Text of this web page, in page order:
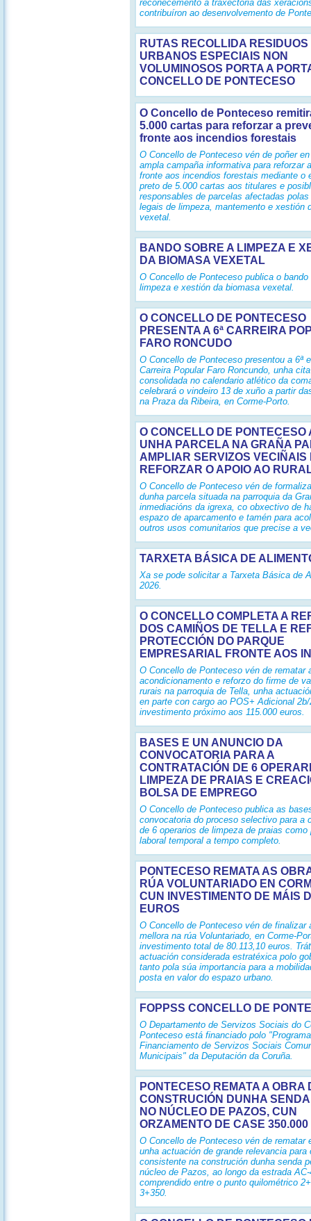
recoñecemento á traxectoria das
contribuíron ao desenvolvemento de
RUTAS RECOLLIDA RESIDUOS
URBANOS ESPECIAIS NON
VOLUMINOSOS PORTA A
CONCELLO DE PONTECESO
O Concello de Ponteceso
5.000 cartas para reforzar a
fronte aos incendios forestais
O Concello de Ponteceso vén de poñer
ampla campaña informativa para reforzar
fronte aos incendios forestais mediante o
preto de 5.000 cartas aos titulares e
responsables de parcelas afectadas polas
legais de limpeza, mantemento e xestión
vexetal.
BANDO SOBRE A LIMPEZA E
DA BIOMASA VEXETAL
O Concello de Ponteceso publica o bando
limpeza e xestión da biomasa vexetal.
O CONCELLO DE PONTECESO
PRESENTA A 6ª CARREIRA
FARO RONCUDO
O Concello de Ponteceso presentou a 6ª
Carreira Popular Faro Roncundo, unha
consolidada no calendario atlético da
celebrará o vindeiro 13 de xuño a partir
na Praza da Ribeira, en Corme-Porto.
O CONCELLO DE PONTECESO
UNHA PARCELA NA GRAÑA
AMPLIAR SERVIZOS VECIÑAIS
REFORZAR O APOIO AO
O Concello de Ponteceso vén de
dunha parcela situada na parroquia da
inmediacións da igrexa, co obxectivo de
espazo de aparcamento e tamén para
outros usos comunitarios que precise a
TARXETA BÁSICA DE
Xa se pode solicitar a Tarxeta Básica de
2026.
O CONCELLO COMPLETA A
DOS CAMIÑOS DE TELLA E
PROTECCIÓN DO PARQUE
EMPRESARIAL FRONTE AOS
O Concello de Ponteceso vén de rematar
acondicionamento e reforzo do firme de
rurais na parroquia de Tella, unha
en parte con cargo ao POS+ Adicional
investimento próximo aos 115.000 euros.
BASES E UN ANUNCIO DA
CONVOCATORIA PARA A
CONTRATACIÓN DE 6
LIMPEZA DE PRAIAS E
BOLSA DE EMPREGO
O Concello de Ponteceso publica as
convocatoria do proceso selectivo para a
de 6 operarios de limpeza de praias como
laboral temporal a tempo completo.
PONTECESO REMATA AS
RÚA VOLUNTARIADO EN
CUN INVESTIMENTO DE MÁIS
EUROS
O Concello de Ponteceso vén de finalizar
mellora na rúa Voluntariado, en Corme-
investimento total de 80.113,10 euros.
actuación considerada estratéxica polo
tanto pola súa importancia para a
posta en valor do espazo urbano.
FOPPSS CONCELLO DE
O Departamento de Servizos Sociais do
Ponteceso está financiado polo
Financiamento de Servizos Sociais
Municipais" da Deputación da Coruña.
PONTECESO REMATA A OBRA
CONSTRUCIÓN DUNHA
NO NÚCLEO DE PAZOS, CUN
ORZAMENTO DE CASE 350.000
O Concello de Ponteceso vén de rematar
unha actuación de grande relevancia para
consistente na construción dunha senda
núcleo de Pazos, ao longo da estrada
comprendido entre o punto quilométrico
3+350.